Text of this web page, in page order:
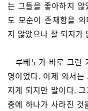
는 그들을 좋아하지
도 모순이 존재함을
지 않았으나 잘 되지가
루베노가 바로 그런
명이었다. 이제 와서
지게 되지만 말이다.
중에 하나가 사라진 것